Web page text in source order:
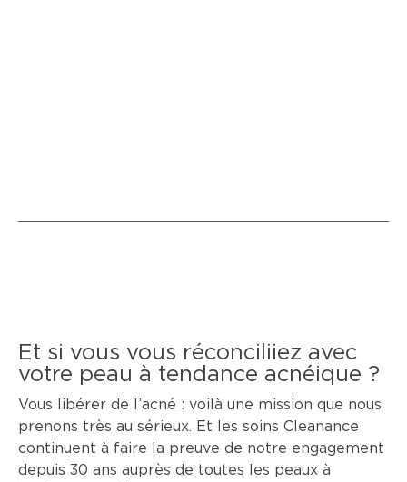
Et si vous vous réconciliiez avec
votre peau à tendance acnéique ?
Vous libérer de l’acné : voilà une mission que nous
prenons très au sérieux. Et les soins Cleanance
continuent à faire la preuve de notre engagement
depuis 30 ans auprès de toutes les peaux à